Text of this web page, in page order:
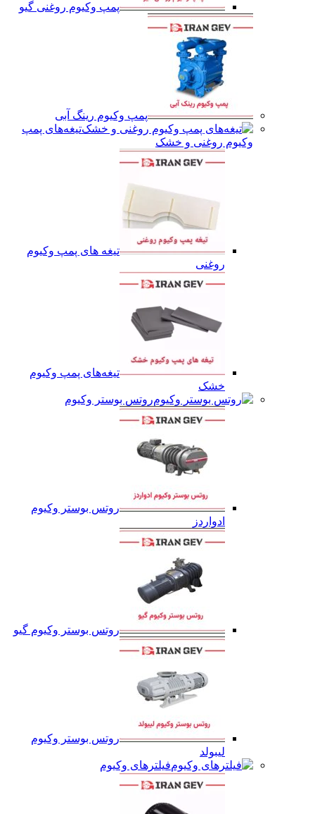
پمپ وکیوم روغنی گیو
پمپ وکیوم رینگ آبی
تیغه‌های پمپ
وکیوم روغنی و خشک
تیغه های پمپ وکیوم
روغنی
تیغه‌های پمپ وکیوم
خشک
روتس بوستر وکیوم
روتس بوستر وکیوم
ادواردز
روتس بوستر وکیوم گیو
روتس بوستر وکیوم
لیبولد
فیلترهای وکیوم